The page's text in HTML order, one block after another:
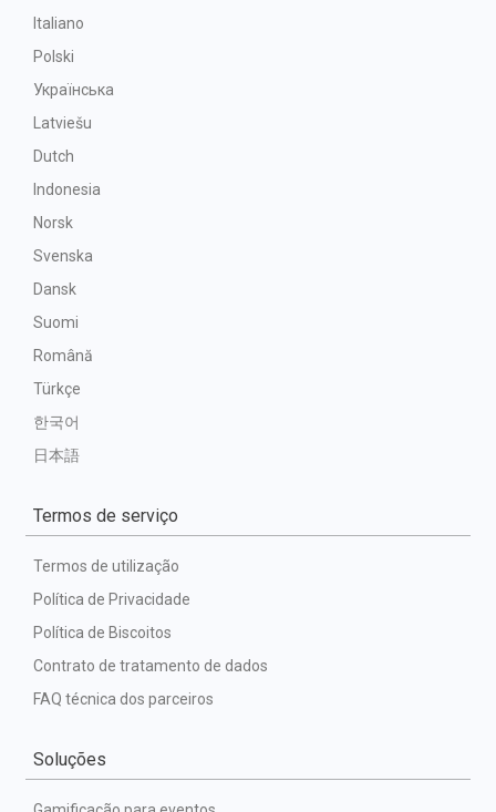
Italiano
Polski
Українська
Latviešu
Dutch
Indonesia
Norsk
Svenska
Dansk
Suomi
Română
Türkçe
한국어
日本語
Termos de serviço
Termos de utilização
Política de Privacidade
Política de Biscoitos
Contrato de tratamento de dados
FAQ técnica dos parceiros
Soluções